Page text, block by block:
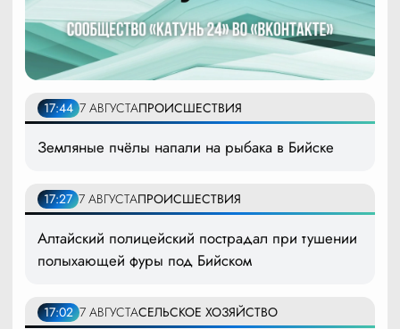
17:44 7 АВГУСТАПРОИСШЕСТВИЯ
Земляные пчёлы напали на рыбака в Бийске
17:27 7 АВГУСТАПРОИСШЕСТВИЯ
Алтайский полицейский пострадал при тушении
полыхающей фуры под Бийском
17:02 7 АВГУСТАСЕЛЬСКОЕ ХОЗЯЙСТВО